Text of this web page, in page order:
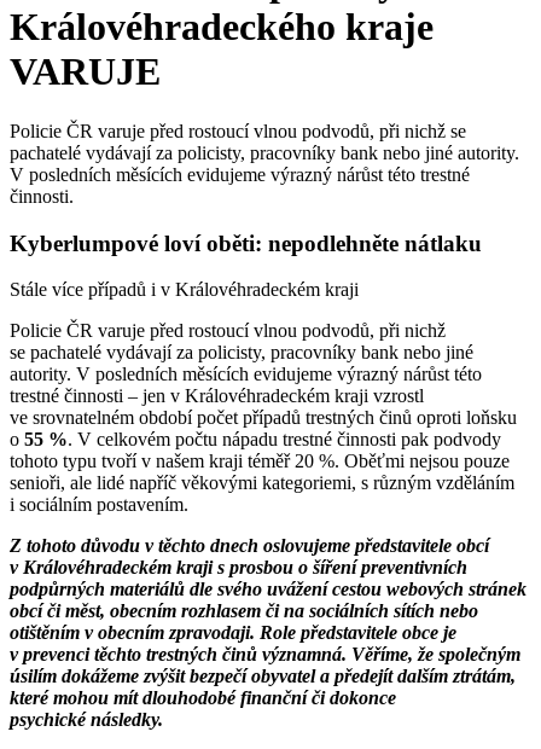
Královéhradeckého kraje
VARUJE
Policie ČR varuje před rostoucí vlnou podvodů, při nichž se
pachatelé vydávají za policisty, pracovníky bank nebo jiné autority.
V posledních měsících evidujeme výrazný nárůst této trestné
činnosti.
Kyberlumpové loví oběti: nepodlehněte nátlaku
Stále více případů i v Královéhradeckém kraji
Policie ČR varuje před rostoucí vlnou podvodů, při nichž
se pachatelé vydávají za policisty, pracovníky bank nebo jiné
autority. V posledních měsících evidujeme výrazný nárůst této
trestné činnosti – jen v Královéhradeckém kraji vzrostl
ve srovnatelném období počet případů trestných činů oproti loňsku
o 55 %. V celkovém počtu nápadu trestné činnosti pak podvody
tohoto typu tvoří v našem kraji téměř 20 %. Oběťmi nejsou pouze
senioři, ale lidé napříč věkovými kategoriemi, s různým vzděláním
i sociálním postavením.
Z tohoto důvodu v těchto dnech oslovujeme představitele obcí
v Královéhradeckém kraji s prosbou o šíření preventivních
podpůrných materiálů dle svého uvážení cestou webových stránek
obcí či měst, obecním rozhlasem či na sociálních sítích nebo
otištěním v obecním zpravodaji. Role představitele obce je
v prevenci těchto trestných činů významná. Věříme, že společným
úsilím dokážeme zvýšit bezpečí obyvatel a předejít dalším ztrátám,
které mohou mít dlouhodobé finanční či dokonce
psychické následky.